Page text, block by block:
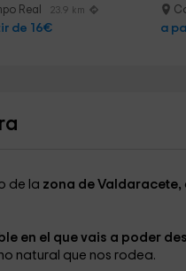
Real 23.9 km
de 16€ a
de la zona de Valdaracete,
en el que vais a poder
natural que nos rodea.